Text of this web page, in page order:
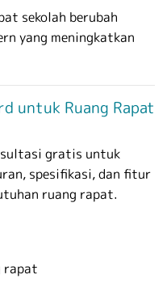
sekolah berubah
yang meningkatkan
untuk Ruang Rapat
gratis untuk
spesifikasi, dan fitur
ruang rapat.
rapat